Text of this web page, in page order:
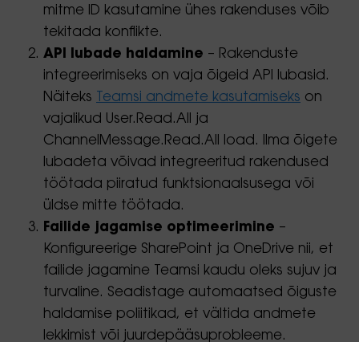
mitme ID kasutamine ühes rakenduses võib
tekitada konflikte.
API lubade haldamine – Rakenduste
integreerimiseks on vaja õigeid API lubasid.
Näiteks
Teamsi andmete kasutamiseks on
vajalikud User.Read.All ja
ChannelMessage.Read.All load. Ilma õigete
lubadeta võivad integreeritud rakendused
töötada piiratud funktsionaalsusega või
üldse mitte töötada.
Failide jagamise optimeerimine –
Konfigureerige SharePoint ja OneDrive nii, et
failide jagamine Teamsi kaudu oleks sujuv ja
turvaline. Seadistage automaatsed õiguste
haldamise poliitikad, et vältida andmete
lekkimist või juurdepääsuprobleeme.